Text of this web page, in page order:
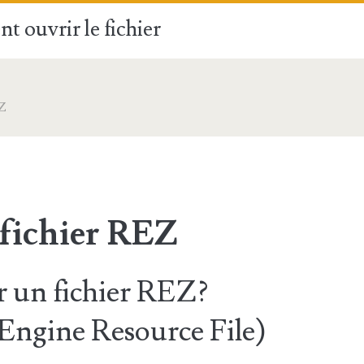
ouvrir le fichier
REZ
fichier REZ?
Resource File)